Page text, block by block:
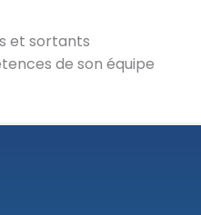
et sortants
de son équipe